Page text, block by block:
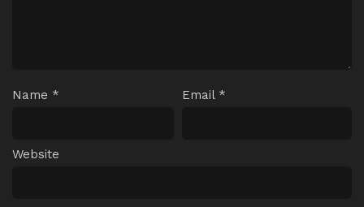
Name * Email *
Website